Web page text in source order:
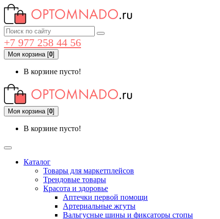
+7 977 258 44 56
Моя корзина[0]
В корзине пусто!
Моя корзина[0]
В корзине пусто!
Каталог
Товары для маркетплейсов
Трендовые товары
Красота и здоровье
Аптечки первой помощи
Артериальные жгуты
Вальгусные шины и фиксаторы стопы